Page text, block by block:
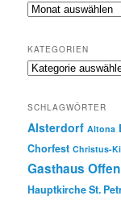
Archiv
KATEGORIEN
Kategorien
SCHLAGWÖRTER
Alsterdorf Altona
Chorfest Christus-
Gasthaus Offen
Hauptkirche St.